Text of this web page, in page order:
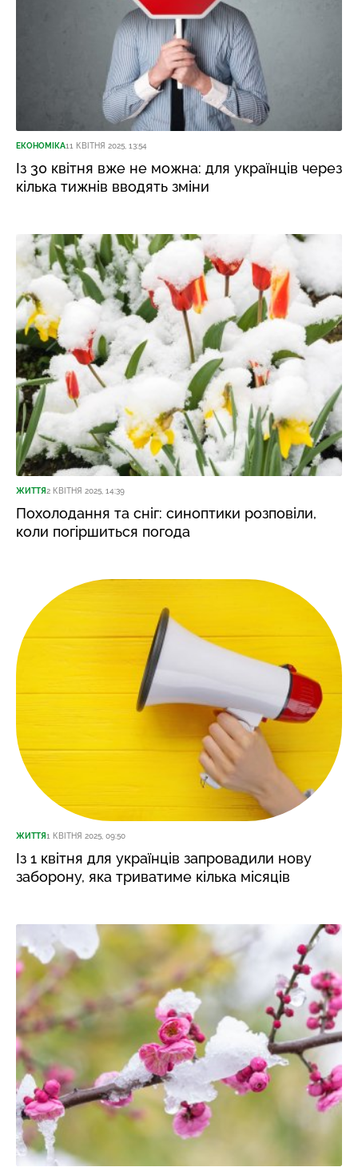
ЕКОНОМІКА11 КВІТНЯ 2025, 13:54
Із 30 квітня вже не можна: для українців через
кілька тижнів вводять зміни
ЖИТТЯ2 КВІТНЯ 2025, 14:39
Похолодання та сніг: синоптики розповіли,
коли погіршиться погода
ЖИТТЯ1 КВІТНЯ 2025, 09:50
Із 1 квітня для українців запровадили нову
заборону, яка триватиме кілька місяців